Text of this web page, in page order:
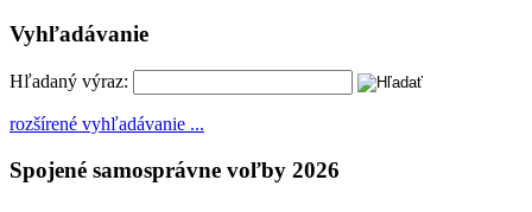
Vyhľadávanie
Hľadaný výraz:
rozšírené vyhľadávanie ...
Spojené samosprávne voľby 2026